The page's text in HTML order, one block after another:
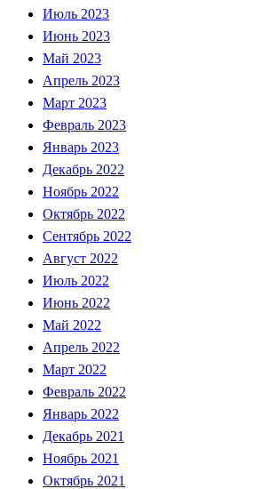
Июль 2023
Июнь 2023
Май 2023
Апрель 2023
Март 2023
Февраль 2023
Январь 2023
Декабрь 2022
Ноябрь 2022
Октябрь 2022
Сентябрь 2022
Август 2022
Июль 2022
Июнь 2022
Май 2022
Апрель 2022
Март 2022
Февраль 2022
Январь 2022
Декабрь 2021
Ноябрь 2021
Октябрь 2021